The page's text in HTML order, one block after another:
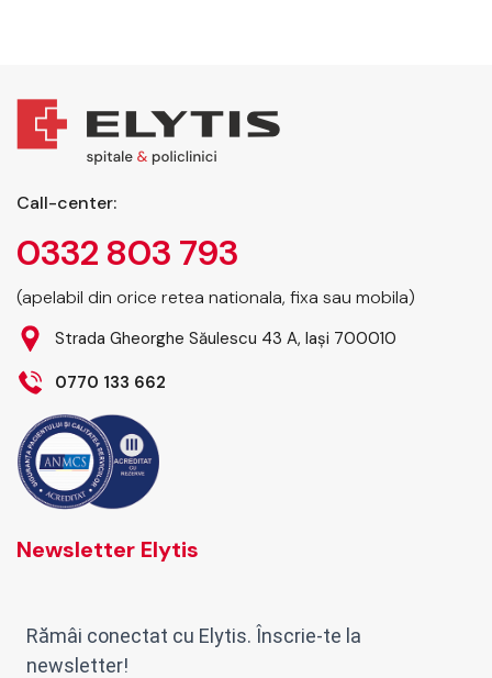
Call-center:
0332 803 793
(apelabil din orice retea nationala, fixa sau mobila)
Strada Gheorghe Săulescu 43 A, Iași 700010
0770 133 662
Newsletter Elytis
Rămâi conectat cu Elytis. Înscrie-te la
newsletter!